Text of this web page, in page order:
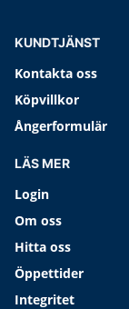
KUNDTJÄNST
Kontakta oss
Köpvillkor
Ångerformulär
LÄS MER
Login
Om oss
Hitta oss
Öppettider
Integritet